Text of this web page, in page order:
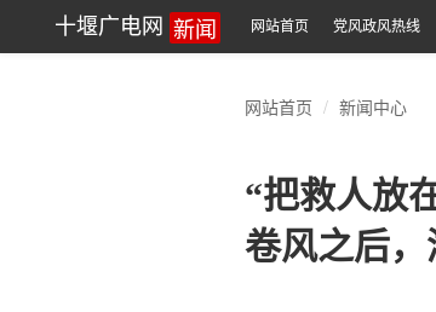
十堰广电网 新闻 网站首页 党风政风热线
网站首页 新闻中心
“把救人放
卷风之后